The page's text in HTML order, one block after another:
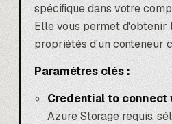
spécifique dans votre
Elle vous permet d'obtenir
propriétés d'un conteneur
Paramètres clés :
Credential to connect
Azure Storage requis,